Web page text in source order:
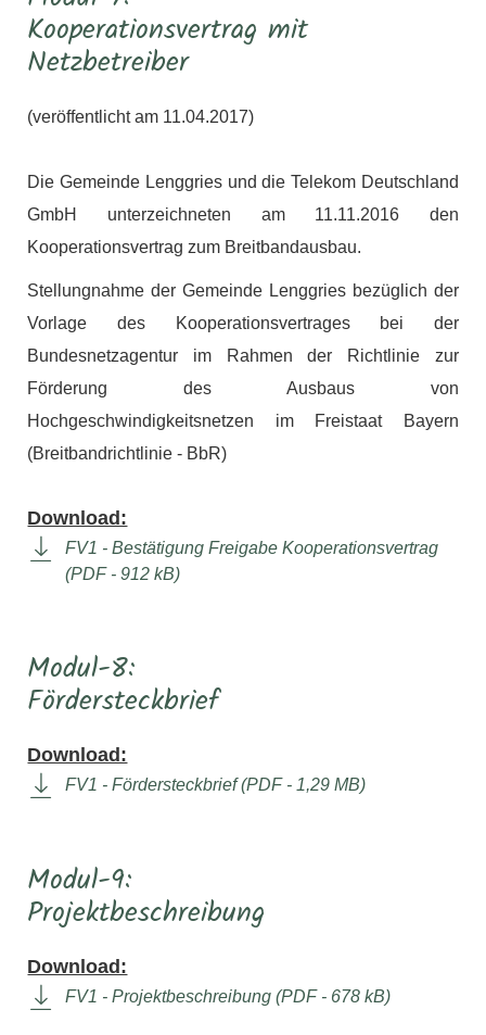
Kooperationsvertrag mit
Netzbetreiber
(veröffentlicht am 11.04.2017)
Die Gemeinde Lenggries und die Telekom Deutschland
GmbH unterzeichneten am 11.11.2016 den
Kooperationsvertrag zum Breitbandausbau.
Stellungnahme der Gemeinde Lenggries bezüglich der
Vorlage des Kooperationsvertrages bei der
Bundesnetzagentur im Rahmen der Richtlinie zur
Förderung des Ausbaus von
Hochgeschwindigkeitsnetzen im Freistaat Bayern
(Breitbandrichtlinie - BbR)
Download:
FV1 - Bestätigung Freigabe Kooperationsvertrag
(PDF - 912 kB)
Modul-8:
Fördersteckbrief
Download:
FV1 - Fördersteckbrief (PDF - 1,29 MB)
Modul-9:
Projektbeschreibung
Download:
FV1 - Projektbeschreibung (PDF - 678 kB)